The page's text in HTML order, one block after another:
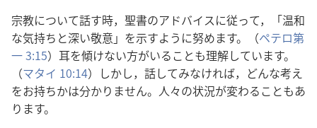
宗教について話す時， 聖書のアドバイスに従って，「温和
な気持ちと深い敬意 」を示すように努めます。（ペテロ第
一3:15） 耳を傾けない方がいることも理解しています。
（マタイ 10:14）しかし， 話してみなければ，どんな考え
をお持ちかは分かりません。 人々の状況が変わることもあ
ります。